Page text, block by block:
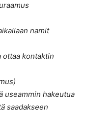
namit
ottaa kontaktin
useammin hakeutua
saadakseen